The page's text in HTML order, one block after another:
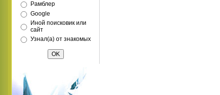
Рамблер
Google
Иной поисковик или
сайт
Узнал(а) от знакомых